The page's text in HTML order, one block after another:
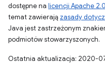
dostępne na licencji Apache 2.0
temat zawierają zasady
Java jest zastrzeżonym
podmiotów stowarzyszonych.
Ostatnia aktualizacja: 2020-